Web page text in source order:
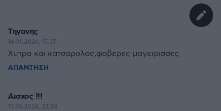
Τηγανης
14.06.2026, 15:37
Χυτρα και κατσαρολας,φοβερες μαγειρισσες
ΑΠΑΝΤΗΣΗ
Αισχος !!!
13.06.2026, 22:34